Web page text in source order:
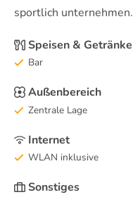
sportlich unternehmen.
Speisen & Getränke
Bar
Außenbereich
Zentrale Lage
Internet
WLAN inklusive
Sonstiges